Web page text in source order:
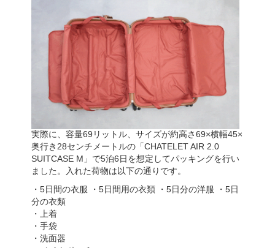
実際に、容量69リットル、サイズが約高さ69×横幅45×
奥行き28センチメートルの「CHATELET AIR 2.0
SUITCASE M」で5泊6日を想定してパッキングを行い
ました。入れた荷物は以下の通りです。
・5日間の衣服 ・5日間用の衣類 ・5日分の洋服 ・5日
分の衣類
・上着
・手袋
・洗面器